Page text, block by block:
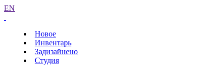
EN
Новое
Инвентарь
Задизайнено
Студия